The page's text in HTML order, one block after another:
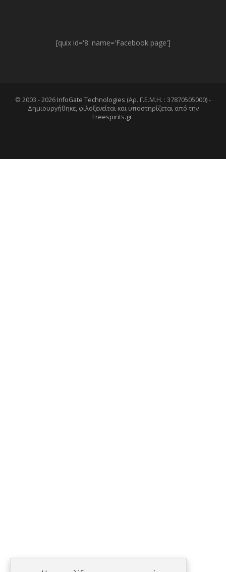
[quix id='8' name='Facebook page']
© 2003 - 2026 InfoGate Technologies (Αρ. Γ.Ε.Μ.Η. : 37870505000) -
Δημιουργήθηκε, φιλοξενείται και υποστηρίζεται από την
Freespirits.gr